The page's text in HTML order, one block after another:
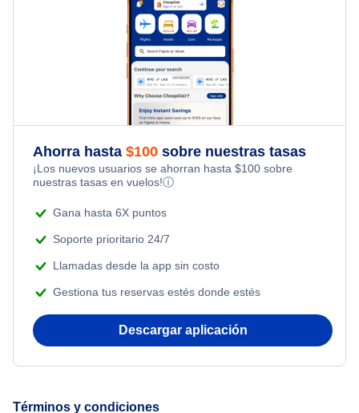
Ahorra hasta $100 sobre nuestras tasas
¡Los nuevos usuarios se ahorran hasta $100 sobre
nuestras tasas en vuelos!ⓘ
Gana hasta 6X puntos
Soporte prioritario 24/7
Llamadas desde la app sin costo
Gestiona tus reservas estés donde estés
Descargar aplicación
Términos y condiciones